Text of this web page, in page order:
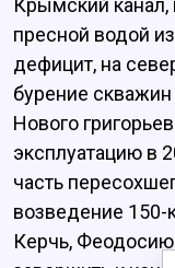
Крымский канал,
пресной водой
дефицит, на
бурение
Нового
эксплуатацию в
часть
возведение 150-
Керчь,